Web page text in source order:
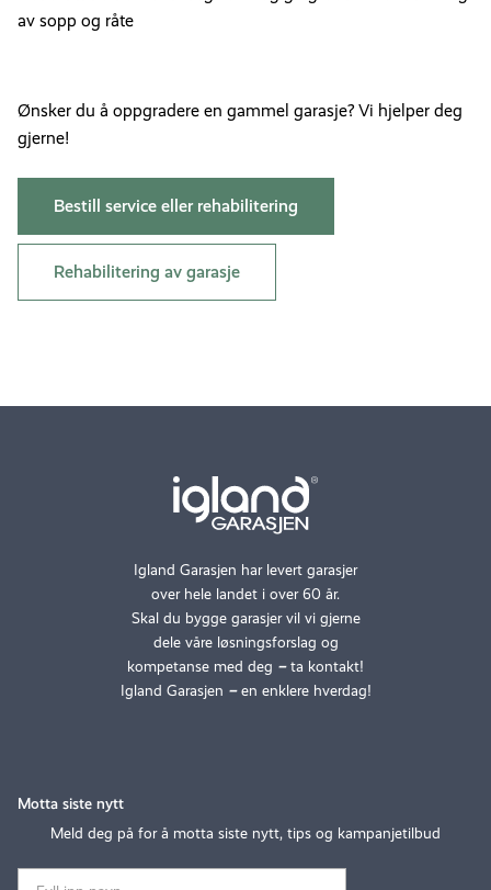
av sopp og råte
Ønsker du å oppgradere en gammel garasje? Vi hjelper deg
gjerne!
Bestill service eller rehabilitering
Rehabilitering av garasje
Igland Garasjen har levert garasjer
over hele landet i over 60 år.
Skal du bygge garasjer vil vi gjerne
dele våre løsningsforslag og
kompetanse med deg –ta kontakt!
Igland Garasjen –en enklere hverdag!
Motta siste nytt
Meld deg på for å motta siste nytt, tips og kampanjetilbud